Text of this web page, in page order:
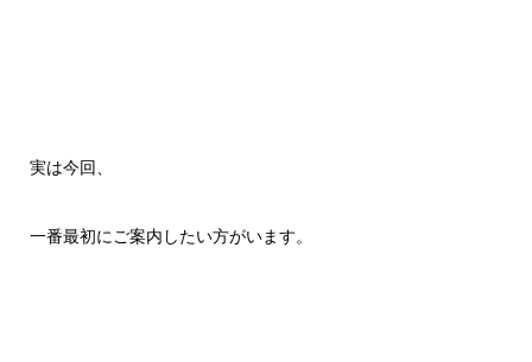
実は今回、
一番最初にご案内したい方がいます。